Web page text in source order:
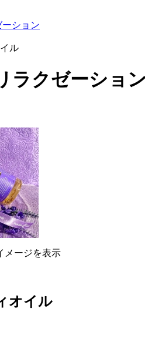
ション
ル
ラクゼーション
メージを表示
オイル